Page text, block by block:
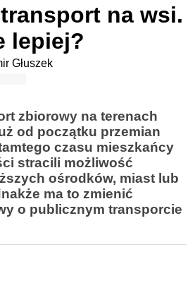
na wsi.
lepiej?
Głuszek
zbiorowy na terenach
od początku przemian
czasu mieszkańcy
stracili możliwość
ośrodków, miast lub
ma to zmienić
o publicznym transporcie